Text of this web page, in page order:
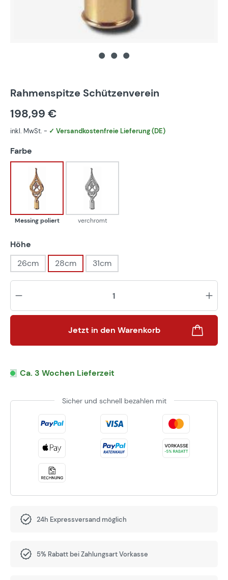
Rahmenspitze Schützenverein
198,99 €
inkl. MwSt. - ✓ Versandkostenfreie Lieferung (DE)
Farbe
Messing poliert
Messing poliert
verchromt
verchromt
Höhe
26cm
28cm 31cm
Jetzt in den Warenkorb
Ca. 3 Wochen Lieferzeit
Sicher und schnell bezahlen mit
24h Expressversand möglich
5% Rabatt bei Zahlungsart Vorkasse